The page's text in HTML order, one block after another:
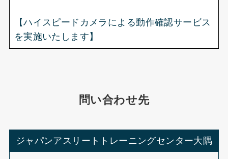
【ハイスピードカメラによる動作確認サービス
を実施いたします】
問い合わせ先
ジャパンアスリートトレーニングセンター大隅